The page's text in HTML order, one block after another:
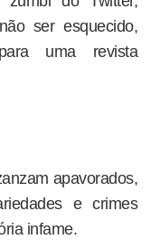
ser esquecido,
uma revista
apavorados,
e crimes
infame.